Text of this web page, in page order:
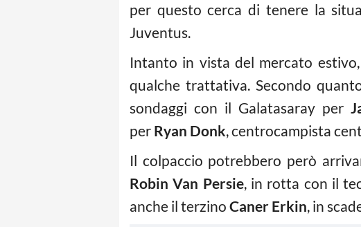
per questo cerca di tenere la
Juventus.
Intanto in vista del mercato
qualche trattativa. Secondo
sondaggi con il Galatasaray per
per Ryan Donk, centrocampista
Il colpaccio potrebbero però
Robin Van Persie, in rotta con il
anche il terzino Caner Erkin, in